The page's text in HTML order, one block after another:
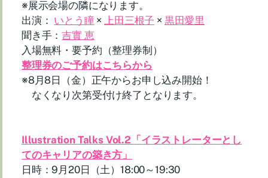
※展示会場の隣になります。
出演： いとう瞳×上田三根子 × 黒田愛里
聞き手：吉實 恵
入場無料・要予約（整理券制）
整理券のご予約はこちらから
※8月8日（金）正午からお申し込み開始！
なくなり次第受付け終了となります。
Illustration Talks Vol.2「イラストレーターとし
てのキャリアの築き方」
日時：9月20日（土）18:00～19:30